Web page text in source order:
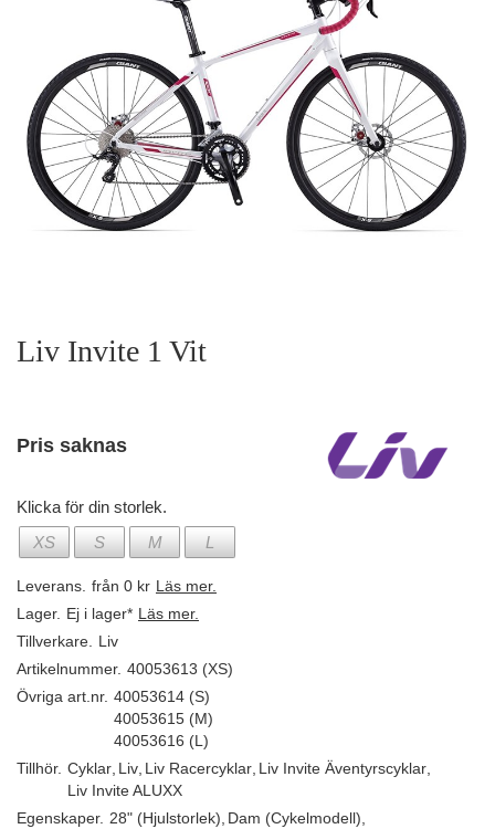
Liv Invite 1 Vit
Pris saknas
Klicka för din storlek.
XS
S M L
Leverans. från 0 kr Läs mer.
Lager. Ej i lager* Läs mer.
Tillverkare.
Liv
Artikelnummer. 40053613 (XS)
Övriga art.nr. 40053614 (S)
40053615 (M)
40053616 (L)
Tillhör. Cyklar Liv Liv Racercyklar Liv Invite Äventyrscyklar
Liv Invite ALUXX
Egenskaper. 28" (Hjulstorlek) Dam (Cykelmodell)